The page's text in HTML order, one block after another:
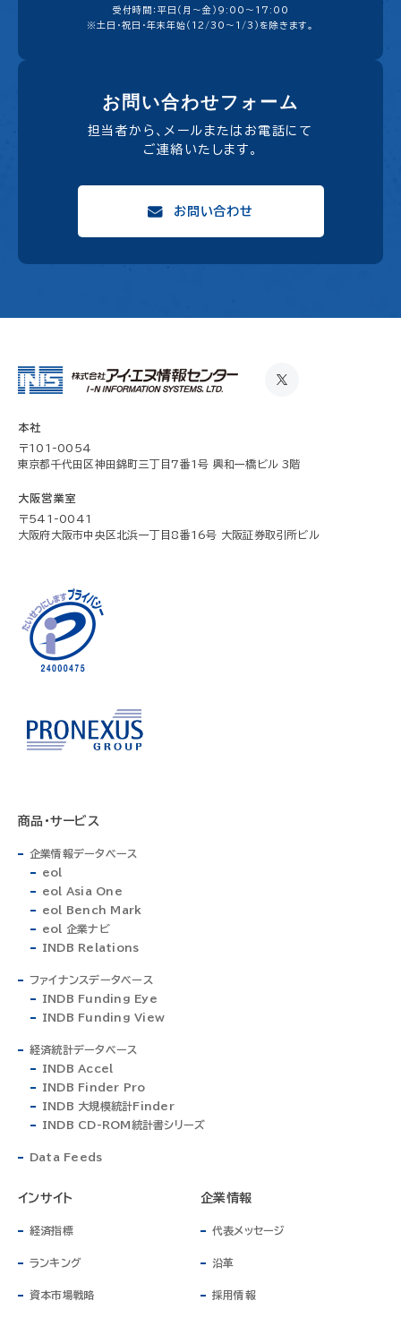
受付時間：平日（月〜金）9:00〜17:00
※土日・祝日・年末年始（12/30～1/3）を除きます。
お問い合わせフォーム
担当者から、メールまたはお電話にて
ご連絡いたします。
お問い合わせ
本社
〒101-0054
東京都千代田区神田錦町三丁目7番1号 興和一橋ビル 3階
大阪営業室
〒541-0041
大阪府大阪市中央区北浜一丁目8番16号 大阪証券取引所ビル
商品・サービス
企業情報データベース
eol
eol Asia One
eol Bench Mark
eol 企業ナビ
INDB Relations
ファイナンスデータベース
INDB Funding Eye
INDB Funding View
経済統計データベース
INDB Accel
INDB Finder Pro
INDB 大規模統計Finder
INDB CD-ROM統計書シリーズ
Data Feeds
インサイト
経済指標
ランキング
資本市場戦略
企業情報
代表メッセージ
沿革
採用情報